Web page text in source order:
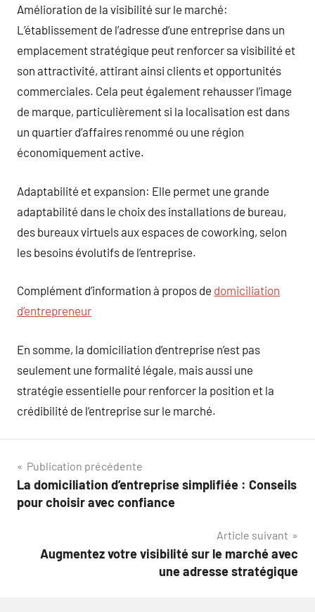
Amélioration de la visibilité sur le marché:
L’établissement de l’adresse d’une entreprise dans un
emplacement stratégique peut renforcer sa visibilité et
son attractivité, attirant ainsi clients et opportunités
commerciales. Cela peut également rehausser l’image
de marque, particulièrement si la localisation est dans
un quartier d’affaires renommé ou une région
économiquement active.
Adaptabilité et expansion: Elle permet une grande
adaptabilité dans le choix des installations de bureau,
des bureaux virtuels aux espaces de coworking, selon
les besoins évolutifs de l’entreprise.
Complément d’information à propos de domiciliation
d’entrepreneur
En somme, la domiciliation d’entreprise n’est pas
seulement une formalité légale, mais aussi une
stratégie essentielle pour renforcer la position et la
crédibilité de l’entreprise sur le marché.
Navigation
de
Publication précédente
La domiciliation d’entreprise simplifiée : Conseils
pour choisir avec confiance
Article suivant
Augmentez votre visibilité sur le marché avec
une adresse stratégique